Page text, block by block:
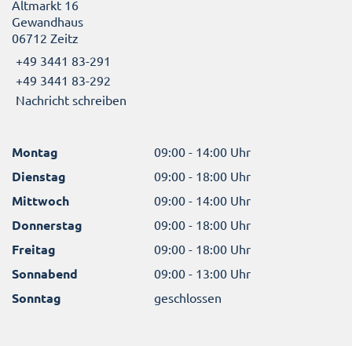
Altmarkt 16
Gewandhaus
06712 Zeitz
+49 3441 83-291
+49 3441 83-292
Nachricht schreiben
Montag 09:00 - 14:00 Uhr
Dienstag 09:00 - 18:00 Uhr
Mittwoch 09:00 - 14:00 Uhr
Donnerstag 09:00 - 18:00 Uhr
Freitag 09:00 - 18:00 Uhr
Sonnabend 09:00 - 13:00 Uhr
Sonntag geschlossen